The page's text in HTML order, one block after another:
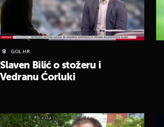
GOL.HR
Slaven Bilić o stožeru i
Vedranu Ćorluki